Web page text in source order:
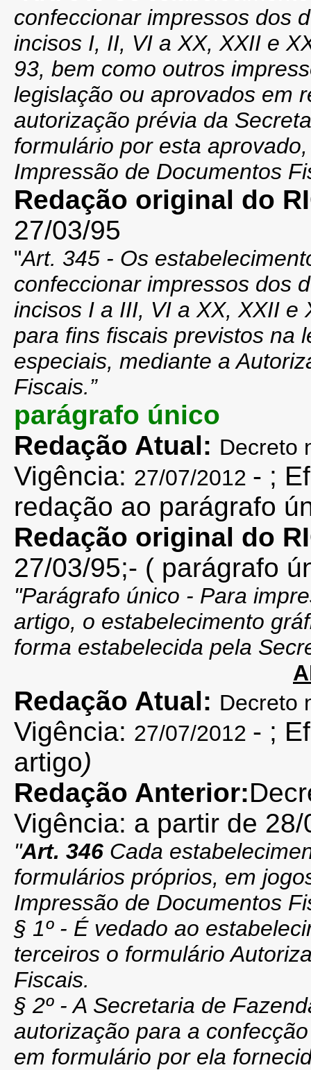
confeccionar impressos dos
incisos I, II, VI a XX, XXII e
93, bem como outros
legislação ou aprovados em
autorização prévia da
formulário por esta
Impressão de Documentos
Redação original do
27/03/95
"Art. 345 - Os
confeccionar impressos dos
incisos I a III, VI a XX, XXII e
para fins fiscais previstos na
especiais, mediante a
Fiscais.”
parágrafo único
Redação Atual: Decreto
Vigência: 27/07/2012 - ;
redação ao parágrafo
Redação original do
27/03/95;- ( parágrafo
"Parágrafo único - Para
artigo, o estabelecimento
forma estabelecida pela
Redação Atual: Decreto
Vigência: 27/07/2012 - ;
artigo)
Redação Anterior:
Vigência: a partir de 28/
"Art. 346 Cada
formulários próprios, em
Impressão de Documentos
§ 1º - É vedado ao
terceiros o formulário
Fiscais.
§ 2º - A Secretaria de
autorização para a
em formulário por ela